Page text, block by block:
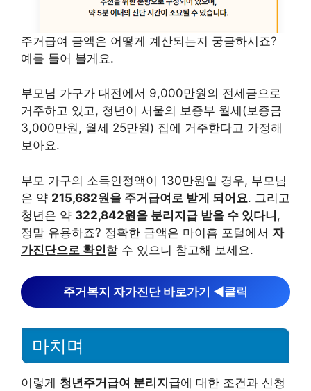
주거급여 금액은 어떻게 계산되는지 궁금하시죠?
예를 들어 볼게요.
부모님 가구가 대전에서 9,000만원의 전세금으로
거주하고 있고, 청년이 서울의 보증부 월세(보증금
3,000만원, 월세 25만원) 집에 거주한다고 가정해
보아요.
부모 가구의 소득인정액이 130만원일 경우, 부모님
은 약 215,682원을 주거급여로 받게 되어요. 그리고
청년은 약 322,842원을 분리지급 받을 수 있다니,
정말 유용하죠? 정확한 금액은 마이홈 포털에서 자
가진단으로 확인할 수 있으니 참고해 보세요.
주거복지 자가진단 바로가기 ◀︎클릭
마치며
이렇게 청년주거급여 분리지급에 대한 조건과 신청